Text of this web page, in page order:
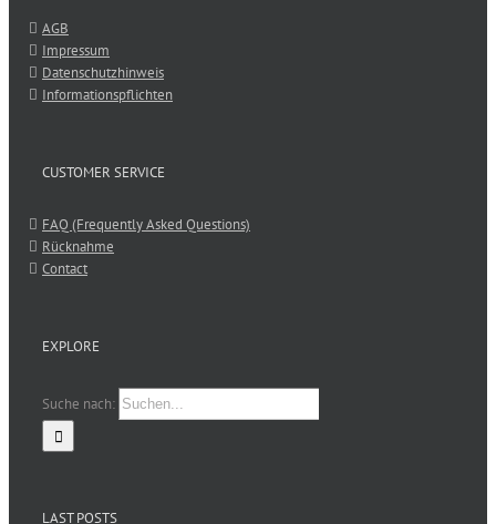
AGB
Impressum
Datenschutzhinweis
Informationspflichten
CUSTOMER SERVICE
FAQ (Frequently Asked Questions)
Rücknahme
Contact
EXPLORE
Suche nach:
LAST POSTS